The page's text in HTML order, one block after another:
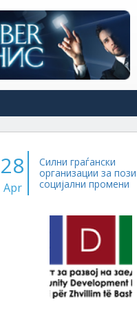
28
Apr
Силни граѓански
организации за
социјални промени